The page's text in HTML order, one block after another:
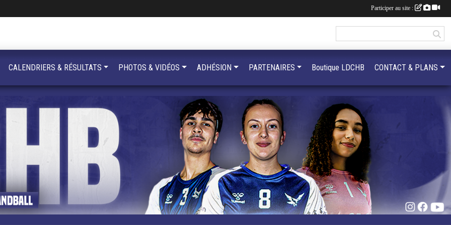
CALENDRIERS & RÉSULTATS PHOTOS & VIDÉOS ADHÉSION PARTENAIRES Boutique LDCHB CONTACT & PLANS
Participer au site :